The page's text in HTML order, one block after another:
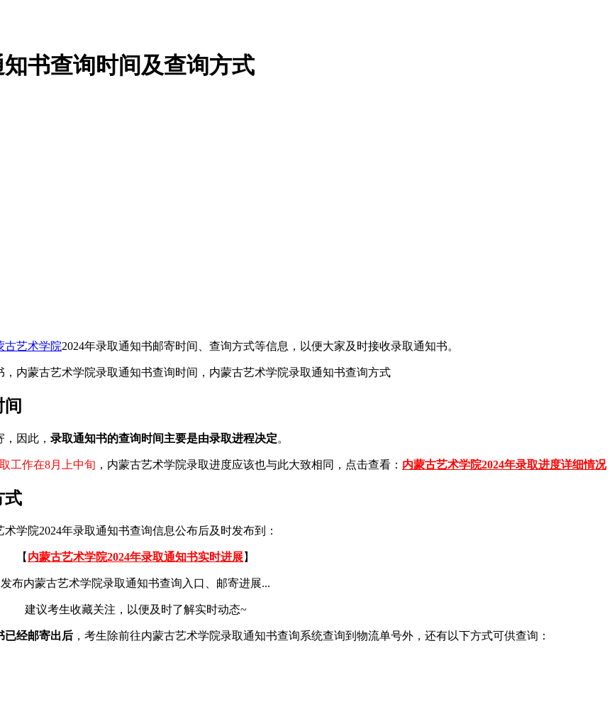
书查询时间及查询方式
古艺术学院2024年录取通知书邮寄时间、查询方式等信息，以便大家及时接收录取通知书。
因此， 录取通知书的查询时间主要是由录取进程决定。
工作在8月上中旬 ，内蒙古艺术学院录取进度应该也与此大致相同，点击查看： 内蒙古艺术学院2024年录取进度详细情况
式
学院2024年录取通知书查询信息公布后及时发布到：
【 内蒙古艺术学院2024年录取通知书实时进展】
发布内蒙古艺术学院录取通知书查询入口、邮寄进展...
建议考生收藏关注，以便及时了解实时动态~
已经邮寄出后 ，考生除前往内蒙古艺术学院录取通知书查询系统查询到物流单号外，还有以下方式可供查询：